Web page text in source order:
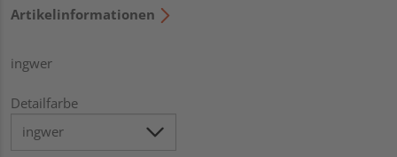
Artikelinformationen
ingwer
Detailfarbe